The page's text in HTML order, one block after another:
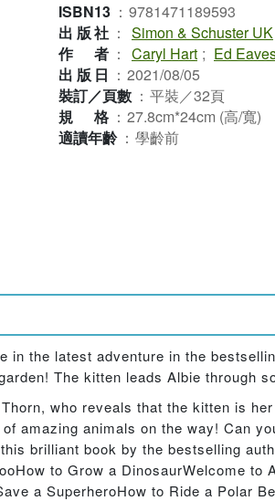
ISBN13 ： 9781471189593
出版社 ： Simon & Schuster UK
作者 ： Caryl Hart ; Ed
出版日 ： 2021/08/05
裝訂／頁數 ： 平裝／32頁
規格 ： 27.8cm*24cm (高/寬)
適讀年齡 ： 學齡前
in the latest adventure in the
The kitten leads Albie through
who reveals that the kitten is
amazing animals on the way! Can
brilliant book by the bestselling
to Grow a DinosaurWelcome to
a SuperheroHow to Ride a Polar